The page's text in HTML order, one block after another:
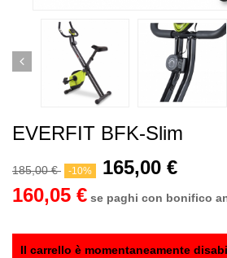
EVERFIT BFK-Slim
185,00 € -10%
165,00 €
160,05 € se paghi con bonifico
Il carrello è momentaneamente